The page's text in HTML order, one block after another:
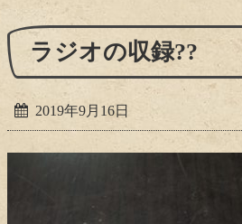
ラジオの収録??
2019年9月16日